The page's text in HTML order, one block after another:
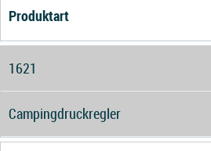
Produktart
1621
Campingdruckregler